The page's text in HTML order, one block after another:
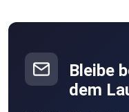
Bleibe
dem